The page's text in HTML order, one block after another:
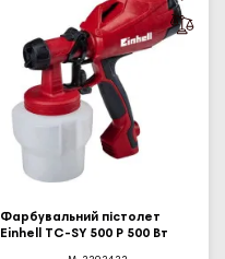
Фарбувальний пістолет
Einhell TC-SY 500 P 500 Вт